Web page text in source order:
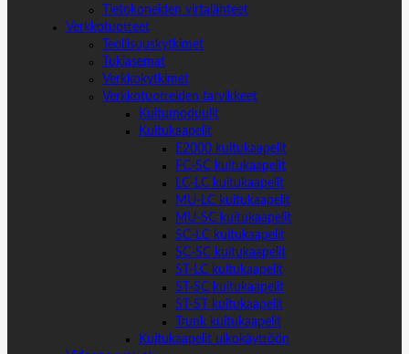
Tietokoneiden virtalähteet
Verkkotuotteet
Teollisuuskytkimet
Tukiasemat
Verkkokytkimet
Verkkotuotteiden tarvikkeet
Kuitumoduulit
Kuitukaapelit
E2000 kuitukaapelit
FC-SC kuitukaapelit
LC-LC kuitukaapelit
MU-LC kuitukaapelit
MU-SC kuitukaapelit
SC-LC kuitukaapelit
SC-SC kuitukaapelit
ST-LC kuitukaapelit
ST-SC kuitukaapelit
ST-ST kuitukaapelit
Trunk kuitukaapelit
Kuitukaapelit ulkokäyttöön